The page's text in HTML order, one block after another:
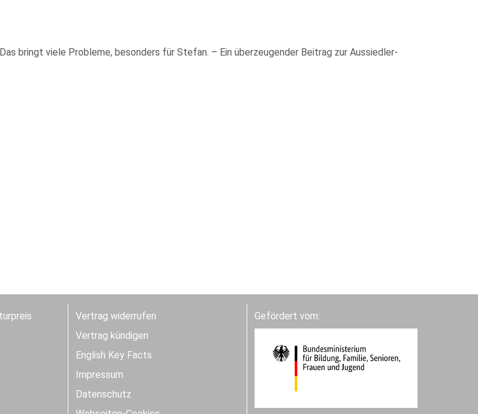
bringt viele Probleme, besonders für Stefan. – Ein überzeugender Beitrag zur Aussiedler-
Vertrag widerrufen
Vertrag kündigen
English Key Facts
Impressum
Datenschutz
Gefördert vom: